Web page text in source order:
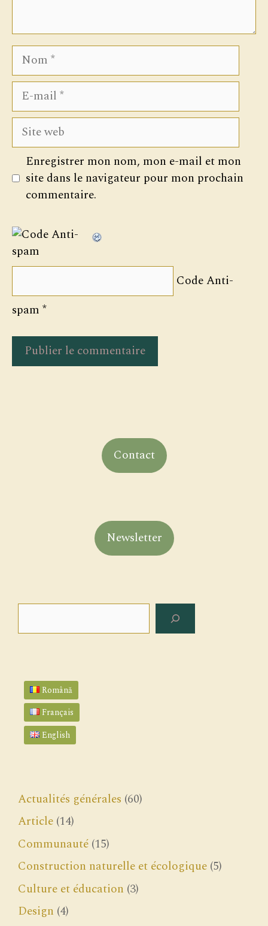
Nom
E-
mail
Site
web
Enregistrer mon nom, mon e-mail et mon
site dans le navigateur pour mon prochain
commentaire.
Code Anti-
spam *
Contact
Newsletter
Română
Français
English
Actualités générales (60)
Article (14)
Communauté (15)
Construction naturelle et écologique (5)
Culture et éducation (3)
Design (4)